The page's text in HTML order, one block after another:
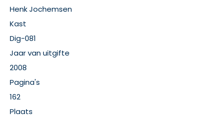
Henk Jochemsen
Kast
Dig-081
Jaar van uitgifte
2008
Pagina's
162
Plaats